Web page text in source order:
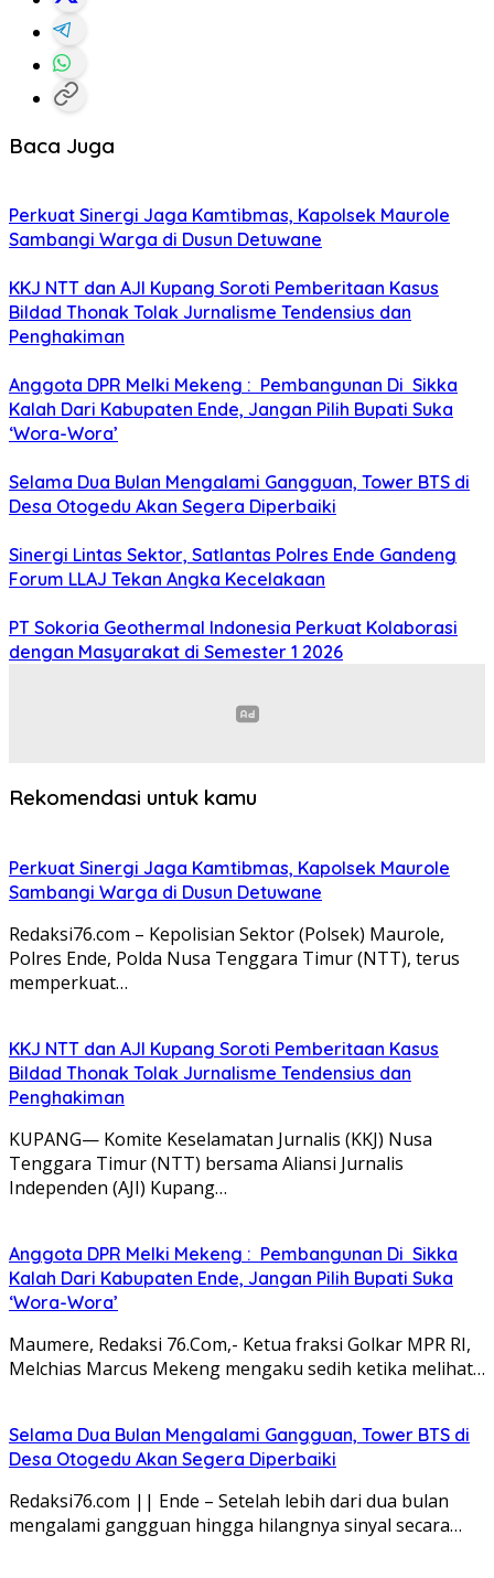
Baca Juga
Perkuat Sinergi Jaga Kamtibmas, Kapolsek Maurole
Sambangi Warga di Dusun Detuwane
KKJ NTT dan AJI Kupang Soroti Pemberitaan Kasus
Bildad Thonak Tolak Jurnalisme Tendensius dan
Penghakiman
Anggota DPR Melki Mekeng : Pembangunan Di Sikka
Kalah Dari Kabupaten Ende, Jangan Pilih Bupati Suka
‘Wora-Wora’
Selama Dua Bulan Mengalami Gangguan, Tower BTS di
Desa Otogedu Akan Segera Diperbaiki
Sinergi Lintas Sektor, Satlantas Polres Ende Gandeng
Forum LLAJ Tekan Angka Kecelakaan
PT Sokoria Geothermal Indonesia Perkuat Kolaborasi
dengan Masyarakat di Semester 1 2026
Rekomendasi untuk kamu
Perkuat Sinergi Jaga Kamtibmas, Kapolsek Maurole
Sambangi Warga di Dusun Detuwane
Redaksi76.com – Kepolisian Sektor (Polsek) Maurole,
Polres Ende, Polda Nusa Tenggara Timur (NTT), terus
memperkuat…
KKJ NTT dan AJI Kupang Soroti Pemberitaan Kasus
Bildad Thonak Tolak Jurnalisme Tendensius dan
Penghakiman
KUPANG— Komite Keselamatan Jurnalis (KKJ) Nusa
Tenggara Timur (NTT) bersama Aliansi Jurnalis
Independen (AJI) Kupang…
Anggota DPR Melki Mekeng : Pembangunan Di Sikka
Kalah Dari Kabupaten Ende, Jangan Pilih Bupati Suka
‘Wora-Wora’
Maumere, Redaksi 76.Com,- Ketua fraksi Golkar MPR RI,
Melchias Marcus Mekeng mengaku sedih ketika melihat…
Selama Dua Bulan Mengalami Gangguan, Tower BTS di
Desa Otogedu Akan Segera Diperbaiki
Redaksi76.com || Ende – Setelah lebih dari dua bulan
mengalami gangguan hingga hilangnya sinyal secara…